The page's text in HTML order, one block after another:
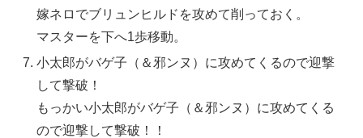
嫁ネロでブリュンヒルドを攻めて削っておく。
マスターを下へ1歩移動。
小太郎がバゲ子（＆邪ンヌ）に攻めてくるので迎撃
して撃破！
もっかい小太郎がバゲ子（＆邪ンヌ）に攻めてくる
ので迎撃して撃破！！